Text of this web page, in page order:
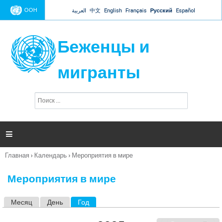
Jump to navigation
ООН العربية 中文 English Français Русский Español
Беженцы и
мигранты
п
и

Вы
Главная › Календарь › Мероприятия в мире
Мероприятия в мире
Месяц День Год